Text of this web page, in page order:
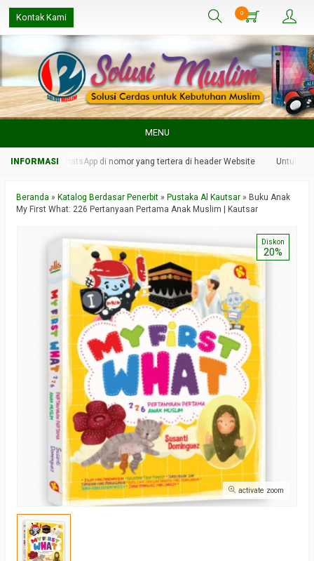
Kontak Kami 0
MENU
melalui WhatsApp di nomor yang tertera di header Website Untuk
Beranda » Katalog Berdasar Penerbit » Pustaka Al Kautsar » Buku Anak
My First What: 226 Pertanyaan Pertama Anak Muslim | Kautsar
activate zoom
Diskon
20%